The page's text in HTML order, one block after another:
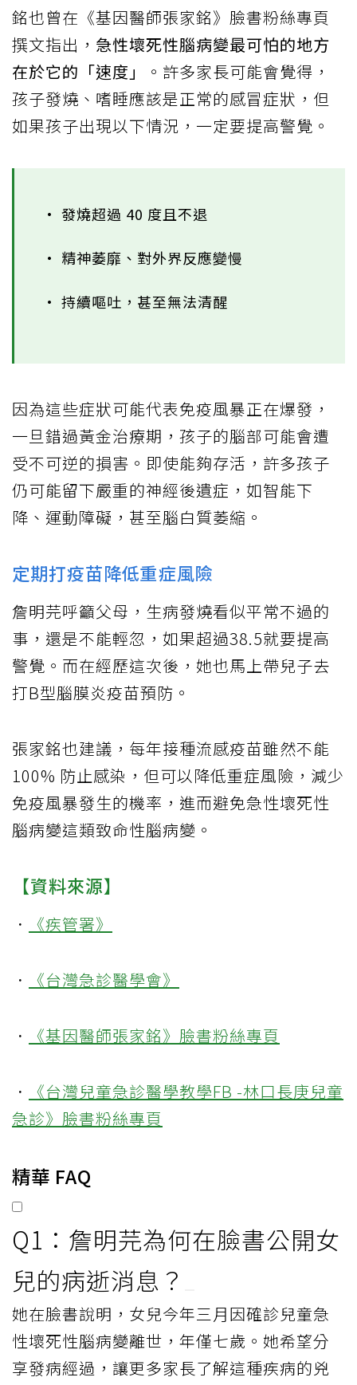
銘也曾在《基因醫師張家銘》臉書粉絲專頁
撰文指出， 急性壞死性腦病變最可怕的地方
在於它的「速度」
。許多家長可能會覺得，
孩子發燒、嗜睡應該是正常的感冒症狀，但
如果孩子出現以下情況，一定要提高警覺。
• 發燒超過 40 度且不退
• 精神萎靡、對外界反應變慢
• 持續嘔吐，甚至無法清醒
因為這些症狀可能代表免疫風暴正在爆發，
一旦錯過黃金治療期，孩子的腦部可能會遭
受不可逆的損害。即使能夠存活，許多孩子
仍可能留下嚴重的神經後遺症，如智能下
降、運動障礙，甚至腦白質萎縮。
定期打疫苗降低重症風險
詹明芫呼籲父母，生病發燒看似平常不過的
事，還是不能輕忽，如果超過38.5就要提高
警覺。而在經歷這次後，她也馬上帶兒子去
打B型腦膜炎疫苗預防。
張家銘也建議，每年接種流感疫苗雖然不能
100% 防止感染，但可以降低重症風險，減少
免疫風暴發生的機率，進而避免急性壞死性
腦病變這類致命性腦病變。
【資料來源】
． 《疾管署》
． 《台灣急診醫學會》
． 《基因醫師張家銘》臉書粉絲專頁
．
《台灣兒童急診醫學教學FB -林口長庚兒童
急診》臉書粉絲專頁
精華 FAQ
Q1：詹明芫為何在臉書公開女
兒的病逝消息？
她在臉書說明，女兒今年三月因確診兒童急
性壞死性腦病變離世，年僅七歲。她希望分
享發病經過，讓更多家長了解這種疾病的兇